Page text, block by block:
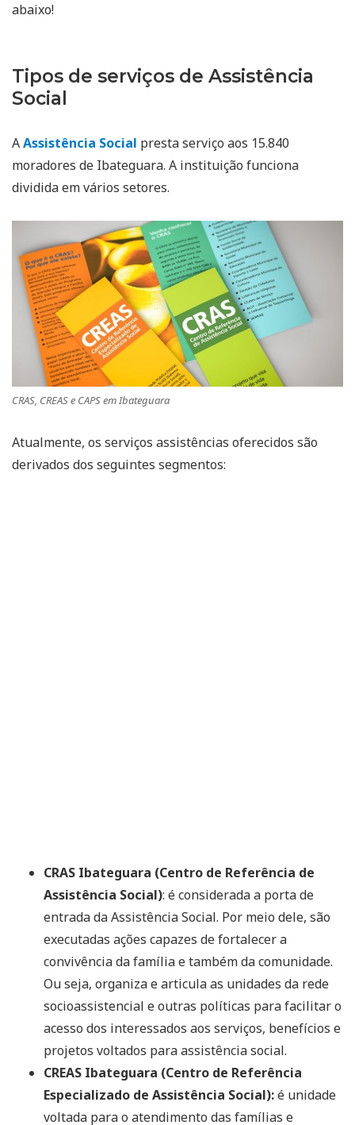
abaixo!
Tipos de serviços de Assistência
Social
AAssistência Social presta serviço aos 15.840
moradores de Ibateguara. A instituição funciona
dividida em vários setores.
CRAS, CREAS e CAPS em Ibateguara
Atualmente, os serviços assistências oferecidos são
derivados dos seguintes segmentos:
CRAS Ibateguara (Centro de Referência de
Assistência Social): é considerada a porta de
entrada da Assistência Social. Por meio dele, são
executadas ações capazes de fortalecer a
convivência da família e também da comunidade.
Ou seja, organiza e articula as unidades da rede
socioassistencial e outras políticas para facilitar o
acesso dos interessados aos serviços, benefícios e
projetos voltados para assistência social.
CREAS Ibateguara (Centro de Referência
Especializado de Assistência Social):é unidade
voltada para o atendimento das famílias e